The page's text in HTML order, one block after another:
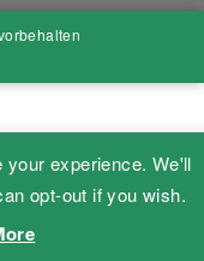
experience. We'll
opt-out if you wish.